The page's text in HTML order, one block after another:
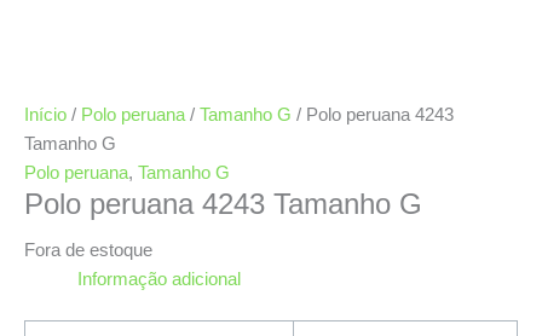
Início / Polo peruana / Tamanho G / Polo peruana 4243
Tamanho G
Polo peruana, Tamanho G
Polo peruana 4243 Tamanho G
Fora de estoque
Informação adicional